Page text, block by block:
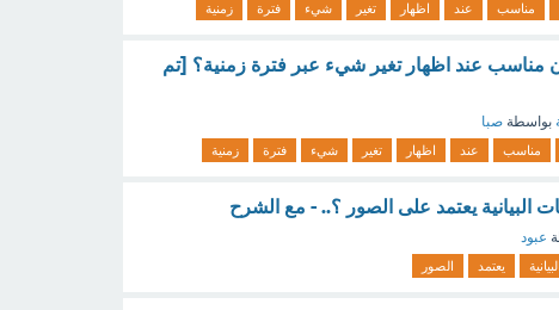
مناسب عند اظهار تغير شيء فترة زمنية
مناسب عند اظهار تغير شيء عبر فترة زمنية؟ [تم
بواسطة صبا
مناسب عند اظهار تغير شيء فترة زمنية
البيانية يعتمد على الصور ؟.. - مع الشرح
عبود
البيانية يعتمد الصور